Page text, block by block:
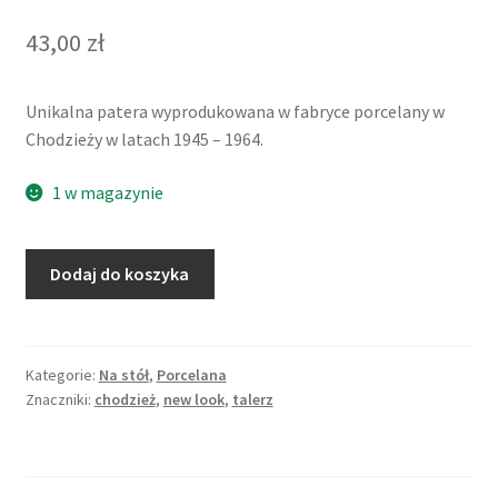
43,00 zł
Unikalna patera wyprodukowana w fabryce porcelany w
Chodzieży w latach 1945 – 1964.
1 w magazynie
uszkami
new
Dodaj do koszyka
Kategorie: Na stół, Porcelana
Znaczniki: chodzież, new look, talerz